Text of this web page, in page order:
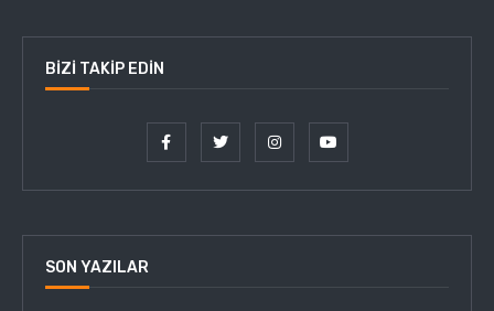
BIZI TAKIP EDIN
SON YAZILAR